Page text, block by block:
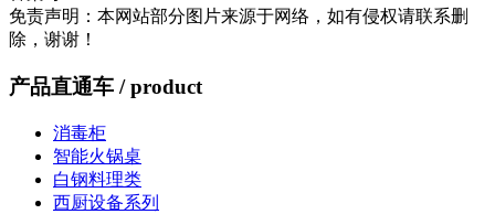
免责声明：本网站部分图片来源于网络，如有侵权请联系删
除，谢谢！
产品直通车 / product
消毒柜
智能火锅桌
白钢料理类
西厨设备系列